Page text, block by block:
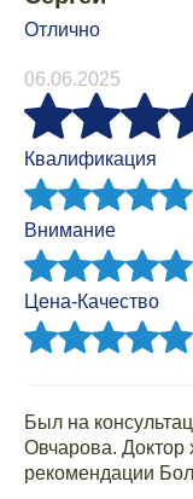
Отлично
06.06.2025
Квалификация
Внимание
Цена-Качество
Был на
Овчарова. Доктор
рекомендации